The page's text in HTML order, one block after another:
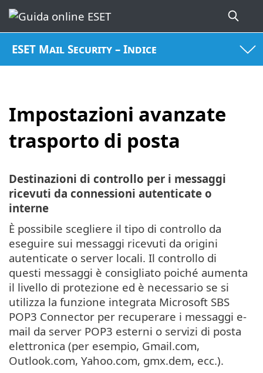
ESET Mail Security – Indice
Impostazioni avanzate
trasporto di posta
Destinazioni di controllo per i messaggi
ricevuti da connessioni autenticate o
interne
È possibile scegliere il tipo di controllo da
eseguire sui messaggi ricevuti da origini
autenticate o server locali. Il controllo di
questi messaggi è consigliato poiché aumenta
il livello di protezione ed è necessario se si
utilizza la funzione integrata Microsoft SBS
POP3 Connector per recuperare i messaggi e-
mail da server POP3 esterni o servizi di posta
elettronica (per esempio, Gmail.com,
Outlook.com, Yahoo.com, gmx.dem, ecc.).